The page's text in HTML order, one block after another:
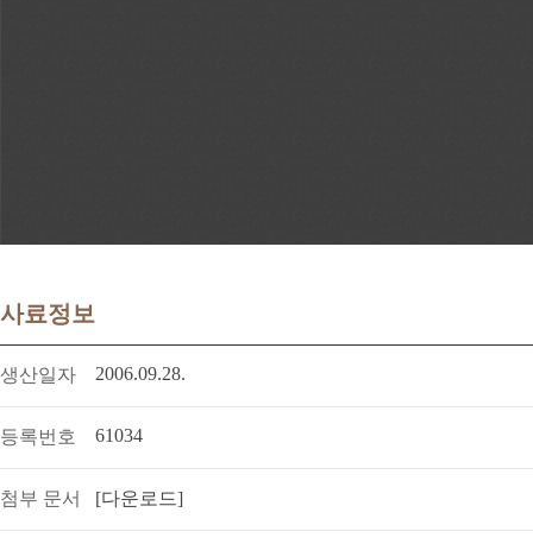
사료정보
생산일자 2006.09.28.
등록번호 61034
첨부 문서 [다운로드]